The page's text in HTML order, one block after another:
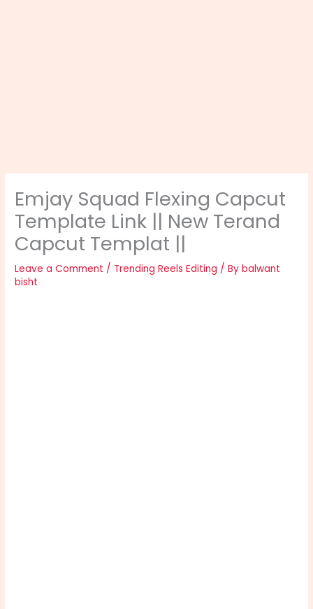
Emjay Squad Flexing Capcut
Template Link || New Terand
Capcut Templat ||
Leave a Comment / Trending Reels Editing / Bybalwant
bisht